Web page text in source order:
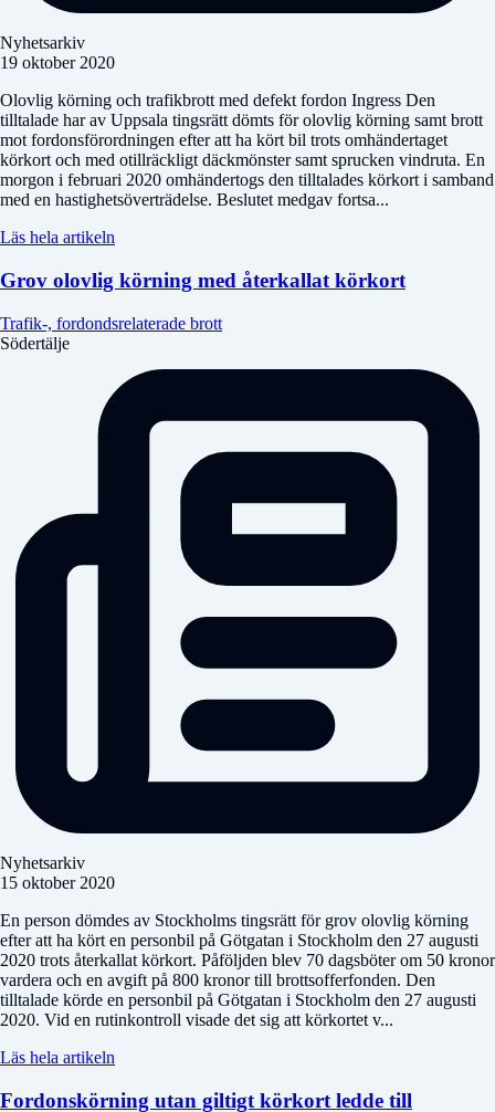
Nyhetsarkiv
19 oktober 2020
Olovlig körning och trafikbrott med defekt fordon Ingress Den
tilltalade har av Uppsala tingsrätt dömts för olovlig körning samt brott
mot fordonsförordningen efter att ha kört bil trots omhändertaget
körkort och med otillräckligt däckmönster samt sprucken vindruta. En
morgon i februari 2020 omhändertogs den tilltalades körkort i samband
med en hastighetsöverträdelse. Beslutet medgav fortsa...
Läs hela artikeln
Grov olovlig körning med återkallat körkort
Trafik-, fordondsrelaterade brott
Södertälje
Nyhetsarkiv
15 oktober 2020
En person dömdes av Stockholms tingsrätt för grov olovlig körning
efter att ha kört en personbil på Götgatan i Stockholm den 27 augusti
2020 trots återkallat körkort. Påföljden blev 70 dagsböter om 50 kronor
vardera och en avgift på 800 kronor till brottsofferfonden. Den
tilltalade körde en personbil på Götgatan i Stockholm den 27 augusti
2020. Vid en rutinkontroll visade det sig att körkortet v...
Läs hela artikeln
Fordonskörning utan giltigt körkort ledde till